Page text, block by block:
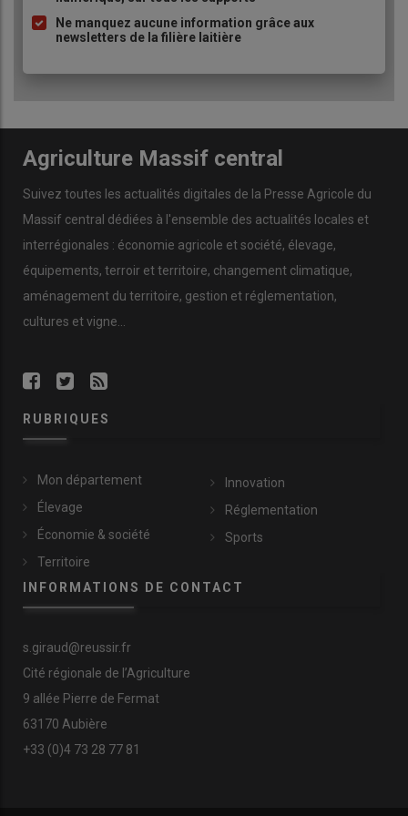
Ne manquez aucune information grâce aux
newsletters de la filière laitière
Agriculture Massif central
Suivez toutes les actualités digitales de la Presse Agricole du
Massif central dédiées à l'ensemble des actualités locales et
interrégionales : économie agricole et société, élevage,
équipements, terroir et territoire, changement climatique,
aménagement du territoire, gestion et réglementation,
cultures et vigne...
RUBRIQUES
Mon département
Élevage
Économie & société
Territoire
Innovation
Réglementation
Sports
INFORMATIONS DE CONTACT
s.giraud@reussir.fr
Cité régionale de l’Agriculture
9 allée Pierre de Fermat
63170 Aubière
+33 (0)4 73 28 77 81